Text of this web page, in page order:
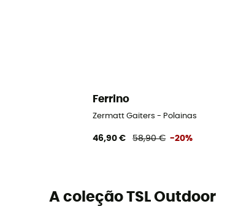
Ferrino
Zermatt Gaiters - Polainas
46,90 € 58,90 € -20%
A coleção TSL Outdoor